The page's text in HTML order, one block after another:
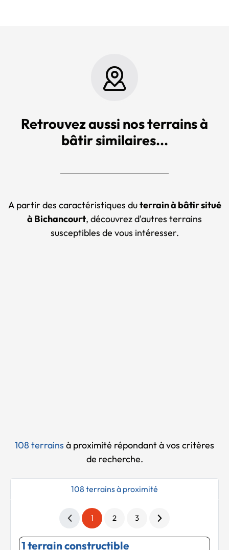
Retrouvez aussi nos terrains à
bâtir similaires...
A partir des caractéristiques duterrain à bâtir situé
à Bichancourt, découvrez d'autres terrains
susceptibles de vous intéresser.
108 terrains à proximité répondant à vos critères
de recherche.
108 terrains à proximité
1 2 3
1 terrain constructible